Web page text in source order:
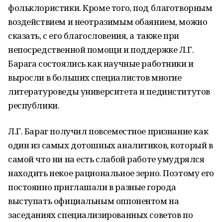
фольклористики. Кроме того, под благотворным
воздействием и неотразимым обаянием, можно
сказать, с его благословения, а также при
непосредственной помощи и под­держке Л.Г.
Барага состоялись как научные работники и
выросли в больших специалистов многие
литературоведы университета и пединститутов
республики.
Л.Г. Бараг получил повсеместное призна­ние как
один из самых дотошных аналитиков, который в
самой что ни на есть слабой работе умудрялся
находить некое рациональное зер­но. Поэтому его
постоянно приглашали в раз­ные города
выступать официальным оппонен­том на
заседаниях специализированных сове­тов по